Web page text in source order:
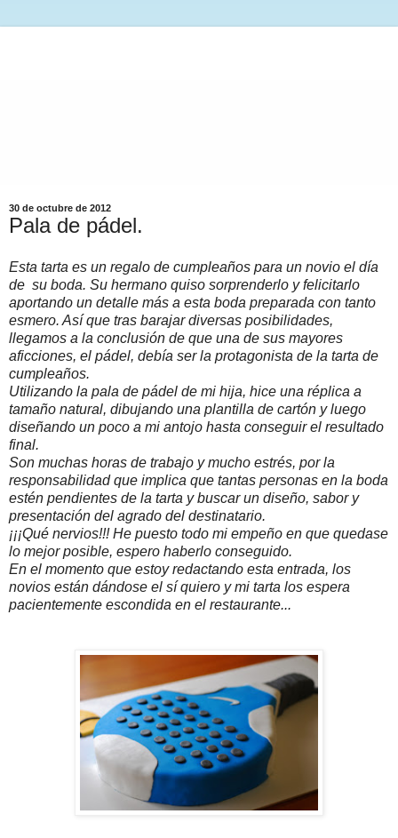
30 de octubre de 2012
Pala de pádel.
Esta tarta es un regalo de cumpleaños para un novio el día
de su boda. Su hermano quiso sorprenderlo y felicitarlo
aportando un detalle más a esta boda preparada con tanto
esmero. Así que tras barajar diversas posibilidades,
llegamos a la conclusión de que una de sus mayores
aficciones, el pádel, debía ser la protagonista de la tarta de
cumpleaños.
Utilizando la pala de pádel de mi hija, hice una réplica a
tamaño natural, dibujando una plantilla de cartón y luego
diseñando un poco a mi antojo hasta conseguir el resultado
final.
Son muchas horas de trabajo y mucho estrés, por la
responsabilidad que implica que tantas personas en la boda
estén pendientes de la tarta y buscar un diseño, sabor y
presentación del agrado del destinatario.
¡¡¡Qué nervios!!! He puesto todo mi empeño en que quedase
lo mejor posible, espero haberlo conseguido.
En el momento que estoy redactando esta entrada, los
novios están dándose el sí quiero y mi tarta los espera
pacientemente escondida en el restaurante...